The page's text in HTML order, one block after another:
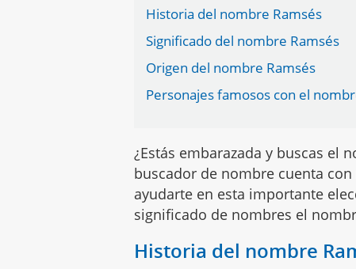
Historia del nombre Ramsés
Significado del nombre Ramsés
Origen del nombre Ramsés
Personajes famosos con el
¿Estás embarazada y buscas el
buscador de nombre cuenta
ayudarte en esta importante
significado de nombres el
Historia del nombre